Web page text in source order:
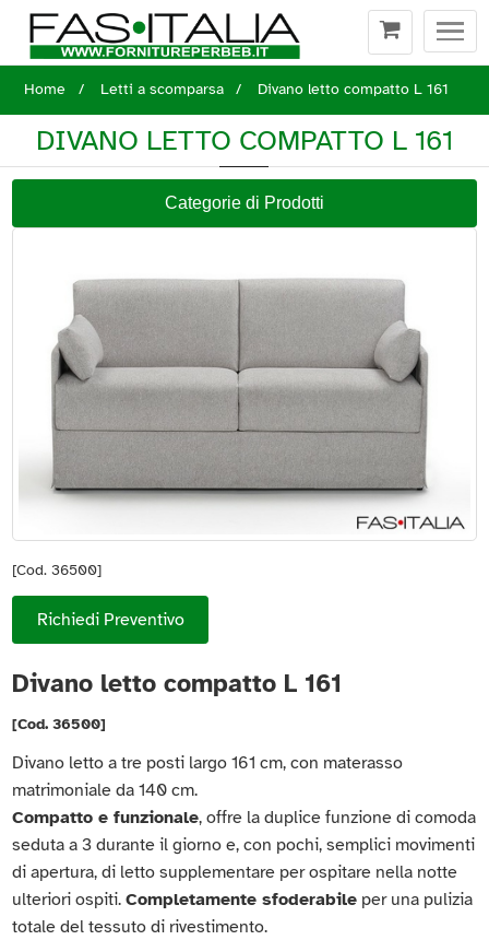
Home
Letti a scomparsa Divano letto compatto L 161
DIVANO LETTO COMPATTO L 161
Categorie di Prodotti
[Cod. 36500]
Richiedi Preventivo
Divano letto compatto L 161
[Cod. 36500]
Divano letto a tre posti largo 161 cm, con materasso
matrimoniale da 140 cm.
Compatto e funzionale, offre la duplice funzione di comoda
seduta a 3 durante il giorno e, con pochi, semplici movimenti
di apertura, di letto supplementare per ospitare nella notte
ulteriori ospiti.Completamente sfoderabile per una pulizia
totale del tessuto di rivestimento.